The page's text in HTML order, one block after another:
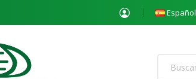
Español